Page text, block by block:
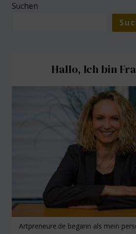
Suchen
Hallo, Ich bin
Artpreneure.de begann als mein